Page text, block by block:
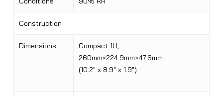
Construction
Dimensions
Compact 1U,
260mm×224.9mm×47.6mm
(10.2″ x 8.9″ x 1.9″)